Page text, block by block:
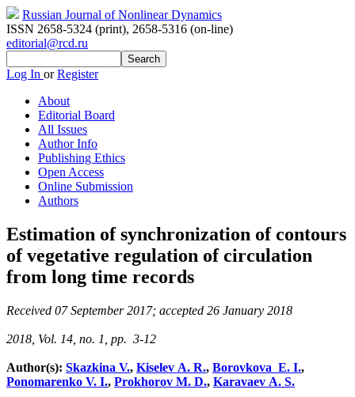
Russian Journal of Nonlinear Dynamics
ISSN 2658-5324 (print), 2658-5316 (on-line)
editorial@rcd.ru
Log In orRegister
About
Editorial Board
All Issues
Author Info
Publishing Ethics
Open Access
Online Submission
Authors
Estimation of synchronization of contours
of vegetative regulation of circulation
from long time records
Received 07 September 2017; accepted 26 January 2018
2018, Vol. 14, no. 1, pp. 3-12
Author(s): Skazkina V., Kiselev A. R., Borovkova E. I.,
Ponomarenko V. I., Prokhorov M. D., Karavaev A. S.
,1
0.1
0.1
0.1
0.1